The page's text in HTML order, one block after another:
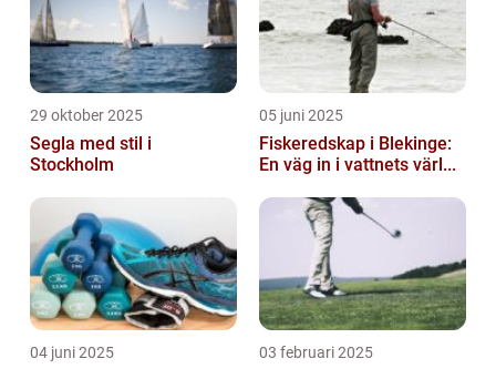
29 oktober 2025
Segla med stil i
Stockholm
05 juni 2025
Fiskeredskap i Blekinge:
En väg in i vattnets värl...
04 juni 2025 03 februari 2025